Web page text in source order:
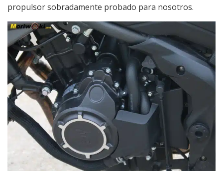
propulsor sobradamente probado para nosotros.